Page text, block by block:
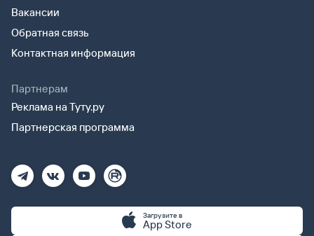
Вакансии
Обратная связь
Контактная информация
Партнерам
Реклама на Туту.ру
Партнерская программа
Загрузите в
App Store